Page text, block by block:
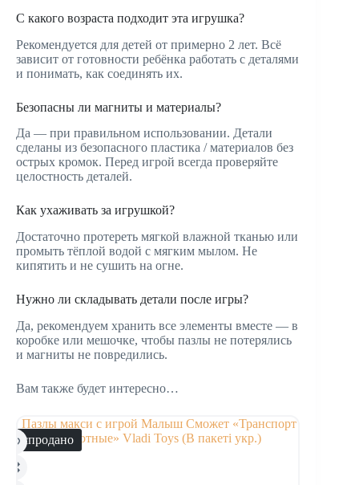
С какого возраста подходит эта игрушка?
Рекомендуется для детей от примерно 2 лет. Всё
зависит от готовности ребёнка работать с деталями
и понимать, как соединять их.
Безопасны ли магниты и материалы?
Да — при правильном использовании. Детали
сделаны из безопасного пластика / материалов без
острых кромок. Перед игрой всегда проверяйте
целостность деталей.
Как ухаживать за игрушкой?
Достаточно протереть мягкой влажной тканью или
промыть тёплой водой с мягким мылом. Не
кипятить и не сушить на огне.
Нужно ли складывать детали после игры?
Да, рекомендуем хранить все элементы вместе — в
коробке или мешочке, чтобы пазлы не потерялись
и магниты не повредились.
Вам также будет интересно…
Распродано